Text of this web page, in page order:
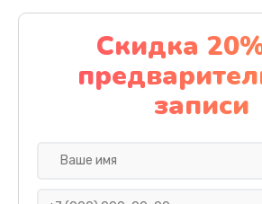
Заказать
Замена дисплея
2000 руб.
Заказать
Ремонт платы
Скидка
записи